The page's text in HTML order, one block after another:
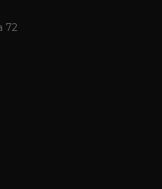
72